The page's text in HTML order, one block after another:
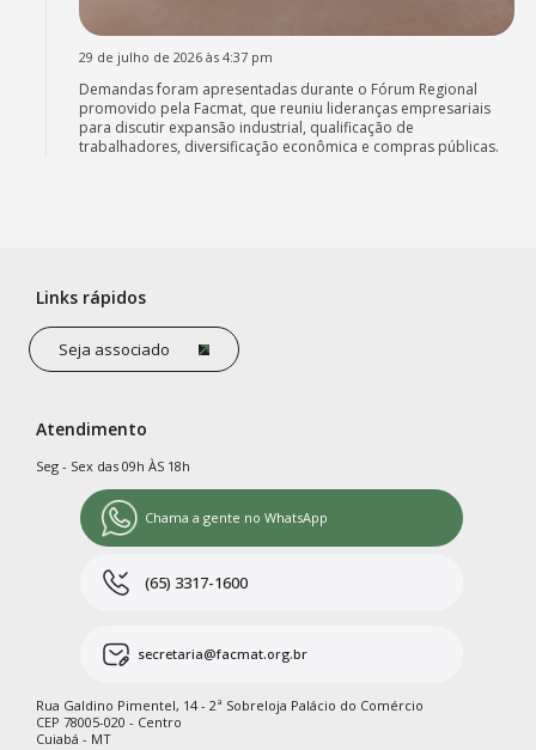
29 de julho de 2026 às 4:37 pm
Demandas foram apresentadas durante o Fórum Regional
promovido pela Facmat, que reuniu lideranças empresariais
para discutir expansão industrial, qualificação de
trabalhadores, diversificação econômica e compras públicas.
Links rápidos
Seja associado
Atendimento
Seg - Sex das 09h ÀS 18h
Chama a gente no WhatsApp
(65) 3317-1600
secretaria@facmat.org.br
Rua Galdino Pimentel, 14 - 2ª Sobreloja Palácio do Comércio
CEP 78005-020 - Centro
Cuiabá - MT